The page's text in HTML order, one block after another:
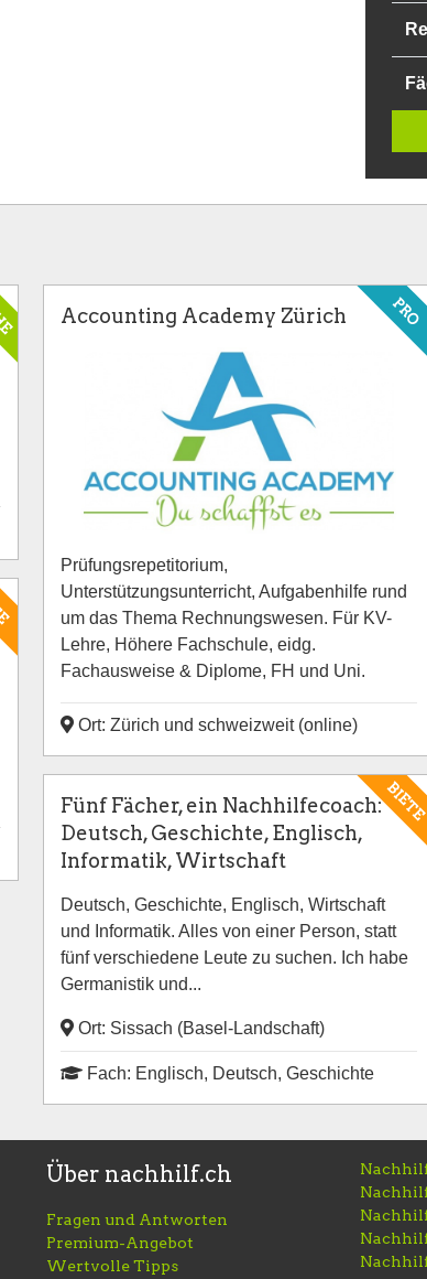
PRO
Accounting Academy Zürich
Prüfungsrepetitorium,
Unterstützungsunterricht, Aufgabenhilfe rund
um das Thema Rechnungswesen. Für KV-
Lehre, Höhere Fachschule, eidg.
Fachausweise & Diplome, FH und Uni.
Ort: Zürich und schweizweit (online)
BIETE
Fünf Fächer, ein Nachhilfecoach:
Deutsch, Geschichte, Englisch,
Informatik, Wirtschaft
Deutsch, Geschichte, Englisch, Wirtschaft
und Informatik. Alles von einer Person, statt
fünf verschiedene Leute zu suchen. Ich habe
Germanistik und...
Ort: Sissach (Basel-Landschaft)
Fach: Englisch, Deutsch, Geschichte
Über nachhilf.ch
Fragen und Antworten
Premium-Angebot
Wertvolle Tipps